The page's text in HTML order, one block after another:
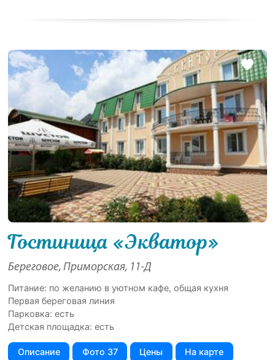
Гостиница «Экватор»
Береговое, Приморская, 11-Д
Питание: по желанию в уютном кафе, общая кухня
Первая береговая линия
Парковка: есть
Детская площадка: есть
Описание Фото 37 Цены На карте